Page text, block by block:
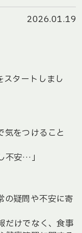
2026.01.19
スタートしまし
気をつけること
不安…」
の疑問や不安に寄
だけでなく、食事